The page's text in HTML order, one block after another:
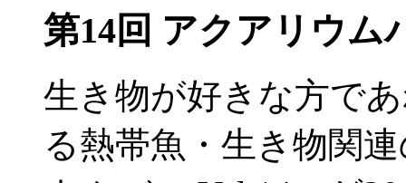
第14回 アクアリウ
生き物が好きな方で
る熱帯魚・生き物関